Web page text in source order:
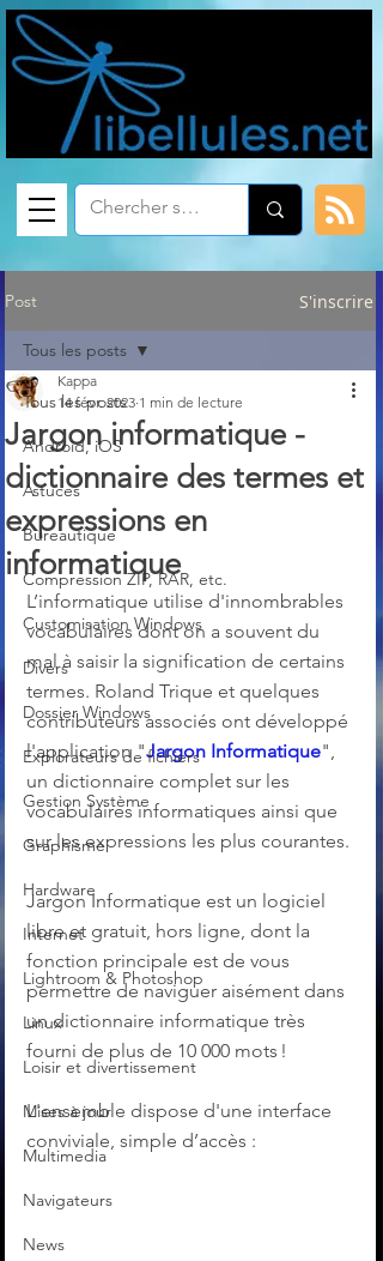
Post S'inscrire
Tous les posts
Android, iOS
Astuces
Bureautique
Compression ZIP, RAR, etc.
Customisation Windows
Divers
Dossier Windows
Explorateurs de fichiers
Gestion Système
Graphisme
Hardware
Internet
Lightroom & Photoshop
Linux
Loisir et divertissement
Mises à jour
Multimedia
Navigateurs
News
Tous les posts
Jargon informatique -
dictionnaire des termes et
expressions en
informatique
Kappa
14 févr. 2023 1 min de lecture
L’informatique utilise d'innombrables
vocabulaires dont on a souvent du
mal à saisir la signification de certains
termes. Roland Trique et quelques
contributeurs associés ont développé
l'application "Jargon Informatique",
un dictionnaire complet sur les
vocabulaires informatiques ainsi que
sur les expressions les plus courantes.
Jargon Informatique est un logiciel
libre et gratuit, hors ligne, dont la
fonction principale est de vous
permettre de naviguer aisément dans
un dictionnaire informatique très
fourni de plus de 10 000 mots !
L'ensemble dispose d'une interface
conviviale, simple d’accès :